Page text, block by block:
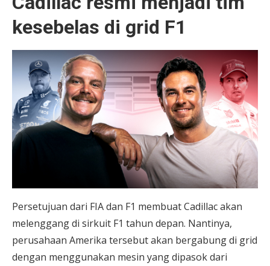
kesebelas di grid F1
Persetujuan dari FIA dan F1 membuat Cadillac akan
melenggang di sirkuit F1 tahun depan. Nantinya,
perusahaan Amerika tersebut akan bergabung di grid
dengan menggunakan mesin yang dipasok dari